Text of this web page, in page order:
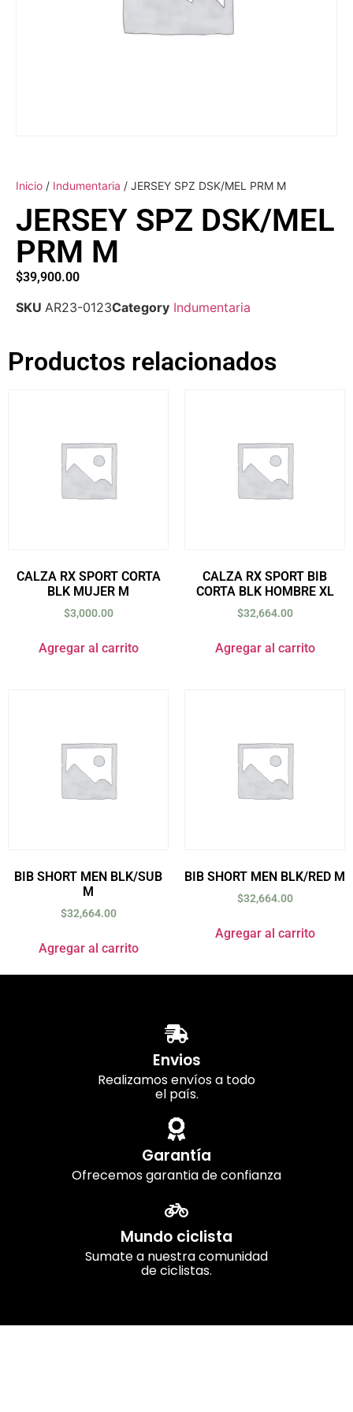
Inicio / Indumentaria / JERSEY SPZ DSK/MEL PRM M
JERSEY SPZ DSK/MEL
PRM M
$39,900.00
SKU AR23-0123Category Indumentaria
Productos relacionados
CALZA RX SPORT CORTA
BLK MUJER M
$3,000.00
Agregar al carrito
CALZA RX SPORT BIB
CORTA BLK HOMBRE XL
$32,664.00
Agregar al carrito
BIB SHORT MEN BLK/SUB
M
$32,664.00
Agregar al carrito
BIB SHORT MEN BLK/RED M
$32,664.00
Agregar al carrito
Envios
Realizamos envíos a todo
el país.
Garantía
Ofrecemos garantia de confianza
Mundo ciclista
Sumate a nuestra comunidad
de ciclistas.